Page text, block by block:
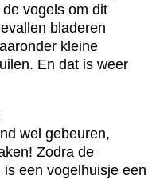
vogels om dit
bladeren
kleine
En dat is weer
wel gebeuren,
Zodra de
een vogelhuisje een